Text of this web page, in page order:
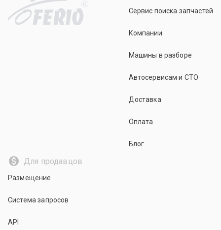
R
Сервис поиска запчастей
Компании
Машины в разборе
Автосервисам и СТО
Доставка
Оплата
Блог
Для продавцов
Размещение
Система запросов
API